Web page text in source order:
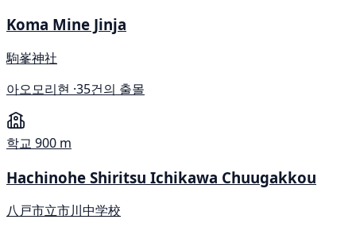
Koma Mine Jinja
駒峯神社
아오모리현 ·35건의 출몰
학교 900 m
Hachinohe Shiritsu Ichikawa Chuugakkou
八戸市立市川中学校